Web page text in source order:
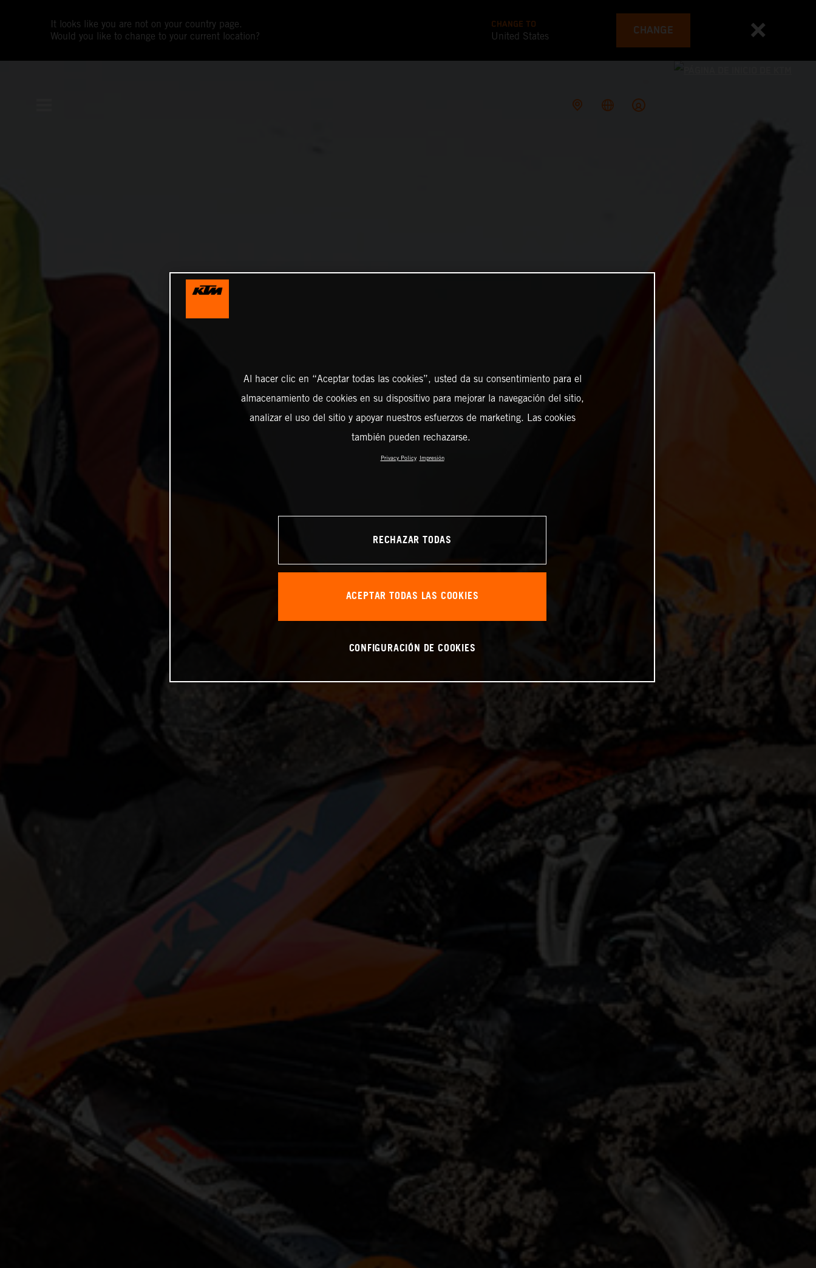
It looks like you are not on your country page.
Would you like to change to your current location?
CHANGE TO
United States CHANGE
Al hacer clic en “Aceptar todas las cookies”, usted da su consentimiento para el
almacenamiento de cookies en su dispositivo para mejorar la navegación del sitio,
analizar el uso del sitio y apoyar nuestros esfuerzos de marketing. Las cookies
también pueden rechazarse.
Privacy Policy Impresión
RECHAZAR TODAS
ACEPTAR TODAS LAS COOKIES
CONFIGURACIÓN DE COOKIES